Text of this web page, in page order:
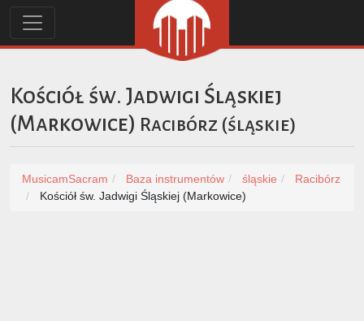
Kościół św. Jadwigi Śląskiej
(Markowice) Racibórz (śląskie)
MusicamSacram Baza instrumentów śląskie
Racibórz
Kościół św. Jadwigi Śląskiej (Markowice)